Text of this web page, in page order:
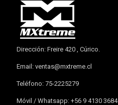
Dirección: Freire 420 , Cúrico.
Email: ventas@mxtreme.cl
Teléfono: 75-2225279
Móvil / Whatsapp: +56 9 4130 3684